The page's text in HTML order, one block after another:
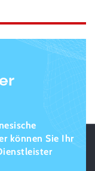
können Sie Ihr